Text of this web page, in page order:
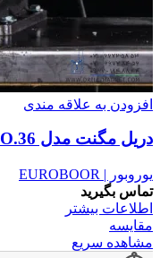
افزودن به علاقه مندی
دریل مگنت مدل ECO.36
یوروبور | EUROBOOR
تماس بگیرید
اطلاعات بیشتر
مقایسه
مشاهده سریع